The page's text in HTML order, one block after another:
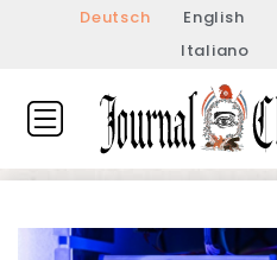
Deutsch English
Italiano